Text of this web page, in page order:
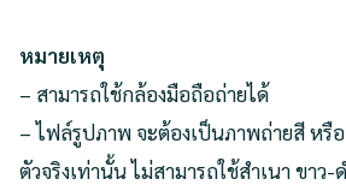
หมายเหตุ
– สามารถใช้กล้องมือถือถ่ายได้
– ไฟล์รูปภาพ จะต้องเป็นภาพถ่ายสี หรื
ตัวจริงเท่านั้น ไม่สามารถใช้สำเนา ขาว-